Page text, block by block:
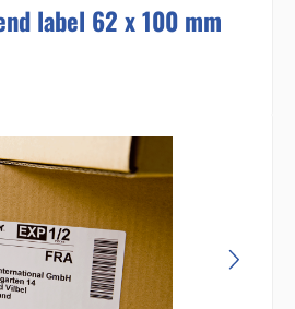
label 62 x 100 mm